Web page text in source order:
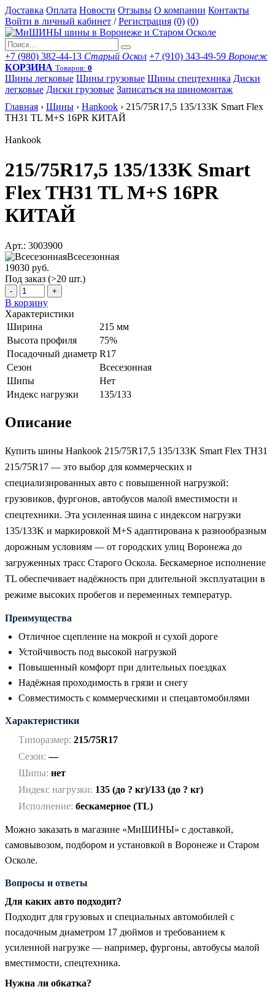
Доставка Оплата Новости Отзывы О компании Контакты
Войти в личный кабинет / Регистрация (0) (0)
+7 (980) 382-44-13 Старый Оскол +7 (910) 343-49-59 Воронеж
КОРЗИНА Товаров: 0
Шины легковые Шины грузовые Шины спецтехника Диски
легковые Диски грузовые Записаться на шиномонтаж
Главная › Шины › Hankook › 215/75R17,5 135/133K Smart Flex
TH31 TL M+S 16PR КИТАЙ
Hankook
215/75R17,5 135/133K Smart
Flex TH31 TL M+S 16PR
КИТАЙ
Арт.: 3003900
Всесезонная
19030 руб.
Под заказ (>20 шт.)
- +
В корзину
Характеристики
Ширина
215 мм
Высота профиля
75%
Посадочный диаметр R17
Сезон
Всесезонная
Шипы
Нет
Индекс нагрузки
135/133
Описание
Купить шины Hankook 215/75R17,5 135/133K Smart Flex TH31
215/75R17 — это выбор для коммерческих и
специализированных авто с повышенной нагрузкой:
грузовиков, фургонов, автобусов малой вместимости и
спецтехники. Эта усиленная шина с индексом нагрузки
135/133K и маркировкой M+S адаптирована к разнообразным
дорожным условиям — от городских улиц Воронежа до
загруженных трасс Старого Оскола. Бескамерное исполнение
TL обеспечивает надёжность при длительной эксплуатации в
режиме высоких пробегов и переменных температур.
Преимущества
Отличное сцепление на мокрой и сухой дороге
Устойчивость под высокой нагрузкой
Повышенный комфорт при длительных поездках
Надёжная проходимость в грязи и снегу
Совместимость с коммерческими и спецавтомобилями
Характеристики
Типоразмер: 215/75R17
Сезон: —
Шипы: нет
Индекс нагрузки: 135 (до ? кг)/133 (до ? кг)
Исполнение: бескамерное (TL)
Можно заказать в магазине «МиШИНЫ» с доставкой,
самовывозом, подбором и установкой в Воронеже и Старом
Осколе.
Вопросы и ответы
Для каких авто подходит?
Подходит для грузовых и специальных автомобилей с
посадочным диаметром 17 дюймов и требованием к
усиленной нагрузке — например, фургоны, автобусы малой
вместимости, спецтехника.
Нужна ли обкатка?